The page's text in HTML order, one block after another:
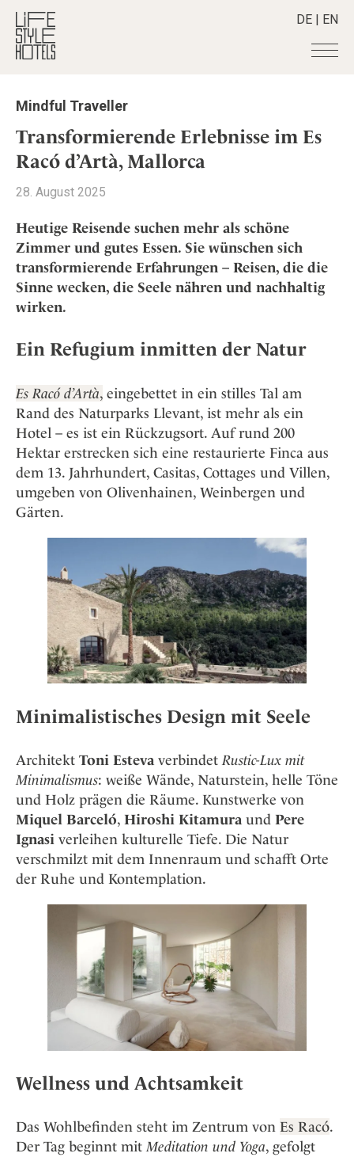
DE | EN
Hotels +
Alle Hotels
Alpine Lifestyle
City
Countryside
Mindful Traveller
New Member
Wellness
Destinationen
Alle Destinationen
Griechenland
Indien
Indonesien
Italien
Kroatien
Niederlande
Österreich
Portugal
Schweden
Spanien
Schweiz
Stories +
Alle Stories
Aktiv & Wellness
Culture
Design & Architektur
Eat & Drink
Osterkalender
Shop +
Alle Produkte
Lifestylehotels BOOK
The Stylemate Magazin/e
Gutschein/Voucher
Smart Traveller
Alle Smart Deals
Smart Traveller
Newsletter Anmeldung
Newsletter
Become a member
+
Member Benefits
About us
Mission Statement
Career
Impressum
Adventkalender
Mindful Traveller
Transformierende Erlebnisse im Es
Racó d’Artà, Mallorca
28. August 2025
Heutige Reisende suchen mehr als schöne
Zimmer und gutes Essen. Sie wünschen sich
transformierende Erfahrungen – Reisen, die die
Sinne wecken, die Seele nähren und nachhaltig
wirken.
Ein Refugium inmitten der Natur
Es Racó d’Artà, eingebettet in ein stilles Tal am
Rand des Naturparks Llevant, ist mehr als ein
Hotel – es ist ein Rückzugsort. Auf rund 200
Hektar erstrecken sich eine restaurierte Finca aus
dem 13. Jahrhundert, Casitas, Cottages und Villen,
umgeben von Olivenhainen, Weinbergen und
Gärten.
Minimalistisches Design mit Seele
Architekt Toni Esteva verbindet Rustic-Lux mit
Minimalismus: weiße Wände, Naturstein, helle Töne
und Holz prägen die Räume. Kunstwerke von
Miquel Barceló, Hiroshi Kitamura und Pere
Ignasi verleihen kulturelle Tiefe. Die Natur
verschmilzt mit dem Innenraum und schafft Orte
der Ruhe und Kontemplation.
Wellness und Achtsamkeit
Das Wohlbefinden steht im Zentrum von Es Racó.
Der Tag beginnt mitMeditation und Yoga, gefolgt